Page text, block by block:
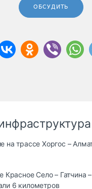
ОБСУДИТЬ
на трассе Хоргос –
Красное Село – Гатчина
6 километров